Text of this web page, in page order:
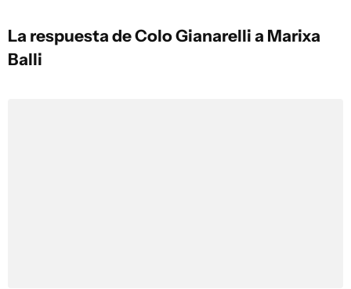
La respuesta de Colo Gianarelli a Marixa
Balli